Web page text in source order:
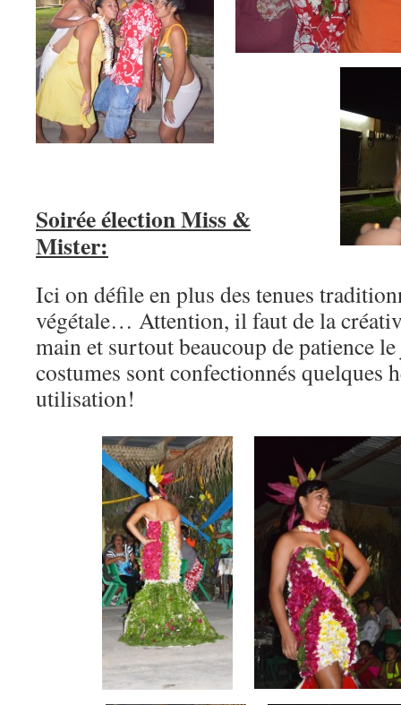
Soirée élection Miss &
Mister:
Ici on défile en plus des tenues
végétale… Attention, il faut de la
main et surtout beaucoup de patience
costumes sont confectionnés quelques
utilisation!